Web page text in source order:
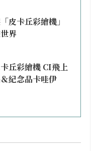
皮卡丘彩繪機」
界
丘彩繪機 CI飛上
紀念品卡哇伊